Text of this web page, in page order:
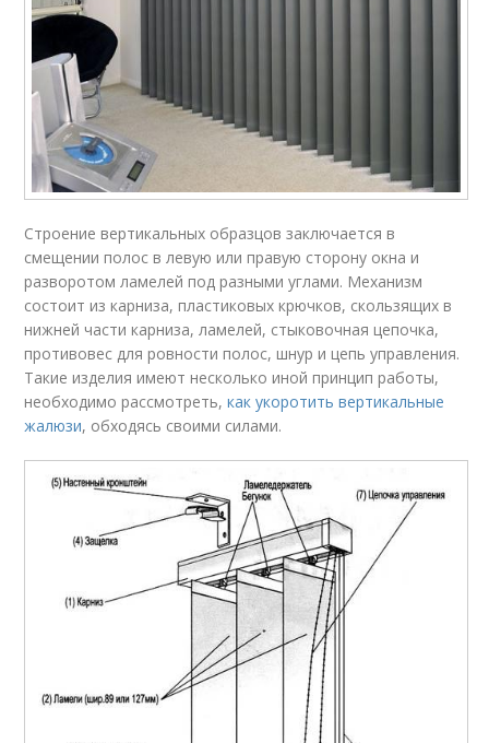
Строение вертикальных образцов заключается в
смещении полос в левую или правую сторону окна и
разворотом ламелей под разными углами. Механизм
состоит из карниза, пластиковых крючков, скользящих в
нижней части карниза, ламелей, стыковочная цепочка,
противовес для ровности полос, шнур и цепь управления.
Такие изделия имеют несколько иной принцип работы,
необходимо рассмотреть,как укоротить вертикальные
жалюзи, обходясь своими силами.